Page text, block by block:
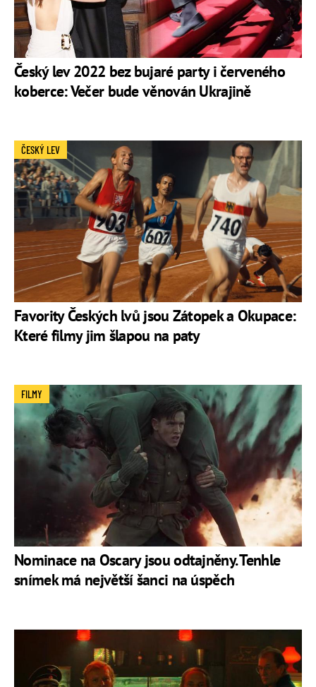
Český lev 2022 bez bujaré party i červeného
koberce: Večer bude věnován Ukrajině
Favority Českých lvů jsou Zátopek a Okupace:
Které filmy jim šlapou na paty
ČESKÝ LEV
Nominace na Oscary jsou odtajněny. Tenhle
snímek má největší šanci na úspěch
FILMY